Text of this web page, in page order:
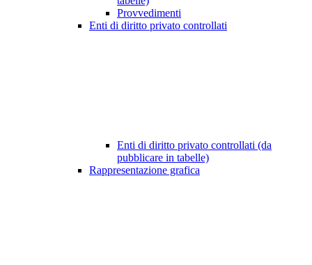
Provvedimenti
Enti di diritto privato controllati
Enti di diritto privato controllati (da
pubblicare in tabelle)
Rappresentazione grafica